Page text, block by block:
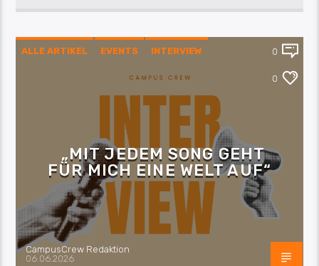
ALLE ARTIKEL EVENTS INTERVIEW 0
0
„MIT JEDEM SONG GEHT
FÜR MICH EINE WELT AUF“
CampusCrew Redaktion
06.06.2026